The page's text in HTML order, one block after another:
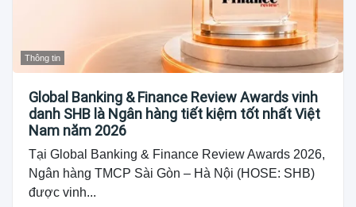
Thông tin
Global Banking & Finance Review Awards vinh
danh SHB là Ngân hàng tiết kiệm tốt nhất Việt
Nam năm 2026
Tại Global Banking & Finance Review Awards 2026,
Ngân hàng TMCP Sài Gòn – Hà Nội (HOSE: SHB)
được vinh...